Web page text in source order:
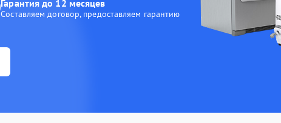
Гарантия до 12 месяцев
Составляем договор, предоставляем гарантию